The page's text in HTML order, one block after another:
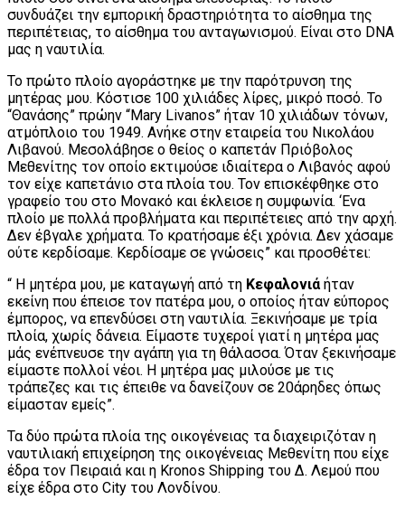
συνδυάζει την εμπορική δραστηριότητα το αίσθημα της
περιπέτειας, το αίσθημα του ανταγωνισμού. Είναι στο DNA
μας η ναυτιλία.
Το πρώτο πλοίο αγοράστηκε με την παρότρυνση της
μητέρας μου. Κόστισε 100 χιλιάδες λίρες, μικρό ποσό. Το
“Θανάσης” πρώην “Mary Livanos” ήταν 10 χιλιάδων τόνων,
ατμόπλοιο του 1949. Ανήκε στην εταιρεία του Νικολάου
Λιβανού. Μεσολάβησε ο θείος ο καπετάν Πριόβολος
Μεθενίτης τον οποίο εκτιμούσε ιδιαίτερα ο Λιβανός αφού
τον είχε καπετάνιο στα πλοία του. Τον επισκέφθηκε στο
γραφείο του στο Μονακό και έκλεισε η συμφωνία. ‘Ενα
πλοίο με πολλά προβλήματα και περιπέτειες από την αρχή.
Δεν έβγαλε χρήματα. Το κρατήσαμε έξι χρόνια. Δεν χάσαμε
ούτε κερδίσαμε. Κερδίσαμε σε γνώσεις” και προσθέτει:
“ Η μητέρα μου, με καταγωγή από τη Κεφαλονιά ήταν
εκείνη που έπεισε τον πατέρα μου, ο οποίος ήταν εύπορος
έμπορος, να επενδύσει στη ναυτιλία. Ξεκινήσαμε με τρία
πλοία, χωρίς δάνεια. Είμαστε τυχεροί γιατί η μητέρα μας
μάς ενέπνευσε την αγάπη για τη θάλασσα. Όταν ξεκινήσαμε
είμαστε πολλοί νέοι. Η μητέρα μας μιλούσε με τις
τράπεζες και τις έπειθε να δανείζουν σε 20άρηδες όπως
είμασταν εμείς”.
Τα δύο πρώτα πλοία της οικογένειας τα διαχειριζόταν η
ναυτιλιακή επιχείρηση της οικογένειας Μεθενίτη που είχε
έδρα τον Πειραιά και η Kronos Shipping του Δ. Λεμού που
είχε έδρα στο City του Λονδίνου.